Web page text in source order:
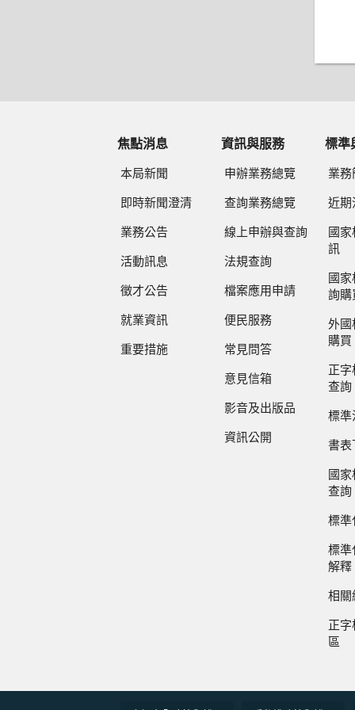
焦點消息
本局新聞
即時新聞澄清
業務公告
活動訊息
徵才公告
就業資訊
重要措施
資訊與服務
申辦業務總覽
查詢業務總覽
線上申辦與查詢
法規查詢
檔案應用申請
便民服務
常見問答
意見信箱
影音及出版品
資訊公開
標準
業務
近期
國
訊
國
詢購
外國
購買
正
查詢
標準
書表
國
查詢
標準
標準
解釋
相關
正
區